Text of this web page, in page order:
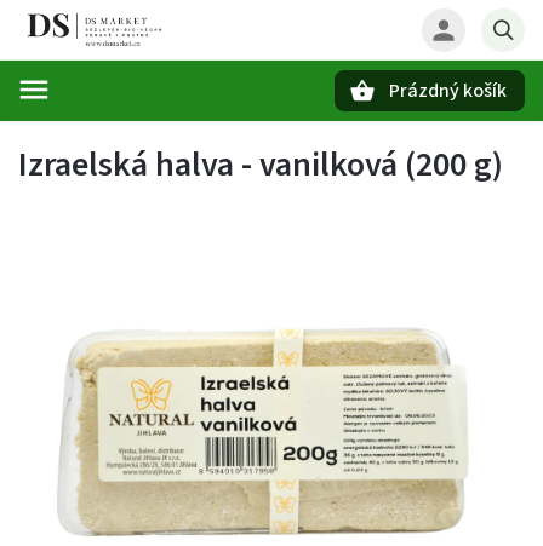
Prázdný košík
Izraelská halva - vanilková (200 g)